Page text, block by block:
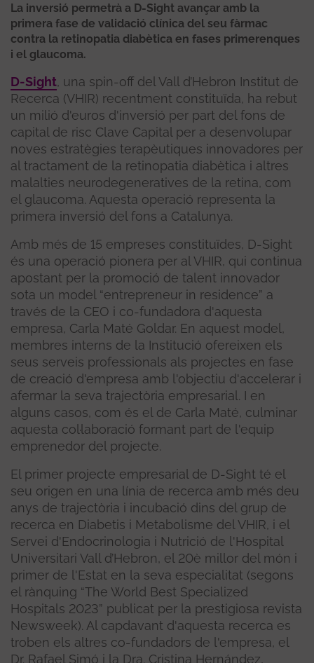
La inversió permetrà a D-Sight avançar amb la
primera fase de validació clínica del seu fàrmac
contra la retinopatia diabètica en fases primerenques
i el glaucoma.
D-Sight, una spin-off del Vall d’Hebron Institut de
Recerca (VHIR) recentment constituïda, ha rebut
un milió d'euros d'inversió per part del fons de
capital de risc Clave Capital per a desenvolupar
noves estratègies terapèutiques innovadores per
al tractament de la retinopatia diabètica i altres
malalties neurodegeneratives de la retina, com
el glaucoma. Aquesta operació representa la
primera inversió del fons a Catalunya.
Amb més de 15 empreses constituïdes, D-Sight
és una operació pionera per al VHIR, qui continua
apostant per la promoció de talent innovador
sota un model “entrepreneur in residence” a
través de la CEO i co-fundadora d'aquesta
empresa, Carla Maté Goldar. En aquest model,
membres interns de la Institució ofereixen els
seus serveis professionals als projectes en fase
de creació d'empresa amb l'objectiu d'accelerar i
afermar la seva trajectòria empresarial. I en
alguns casos, com és el de Carla Maté, culminar
aquesta col·laboració formant part de l'equip
emprenedor del projecte.
El primer projecte empresarial de D-Sight té el
seu origen en una línia de recerca amb més deu
anys de trajectòria i incubació dins del grup de
recerca en Diabetis i Metabolisme del VHIR, i el
Servei d'Endocrinologia i Nutrició de l'Hospital
Universitari Vall d’Hebron, el 20è millor del món i
primer de l'Estat en la seva especialitat (segons
el rànquing “The World Best Specialized
Hospitals 2023” publicat per la prestigiosa revista
Newsweek). Al capdavant d'aquesta recerca es
troben els altres co-fundadors de l'empresa, el
Dr. Rafael Simó i la Dra. Cristina Hernández,